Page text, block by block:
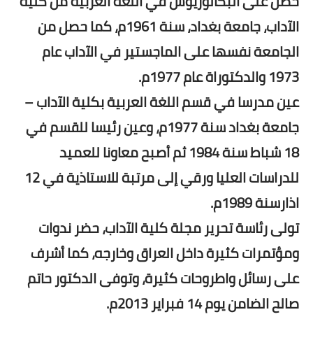
الآداب، جامعة بغداد، سنة 1961م، كما حصل من
الجامعة نفسها على الماجستير في الآداب عام
1973 والدكتوراة عام 1977م.
عين مدرسا في قسم اللغة العربية بكلية الآداب –
جامعة بغداد سنة 1977م، وعين رئيسا للقسم في
18 شباط سنة 1984 ثم أصبح معاونا للعميد
للدراسات العليا ورقي إلى مرتبة للاستاذية في 12
اذارسنة 1989م.
تولى رئاسة تحرير مجلة كلية الآداب، حضر ندوات
ومؤتمرات كثيرة داخل العراق وخارجه، كما أشرف
على رسائل واطروحات كثيرة، وتوفى الدكتور حاتم
صالح الضامن يوم 14 فبراير 2013م.